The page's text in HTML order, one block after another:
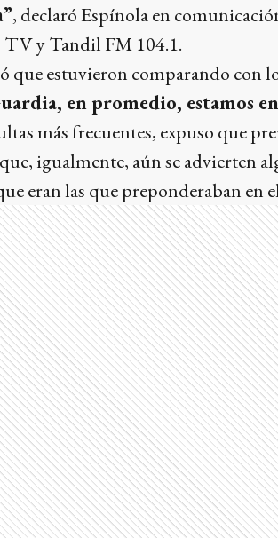
, declaró Espínola en
TV y Tandil FM 104.1.
que estuvieron comparando con
en promedio, estamos
más frecuentes, expuso que
igualmente, aún se advierten
eran las que preponderaban en